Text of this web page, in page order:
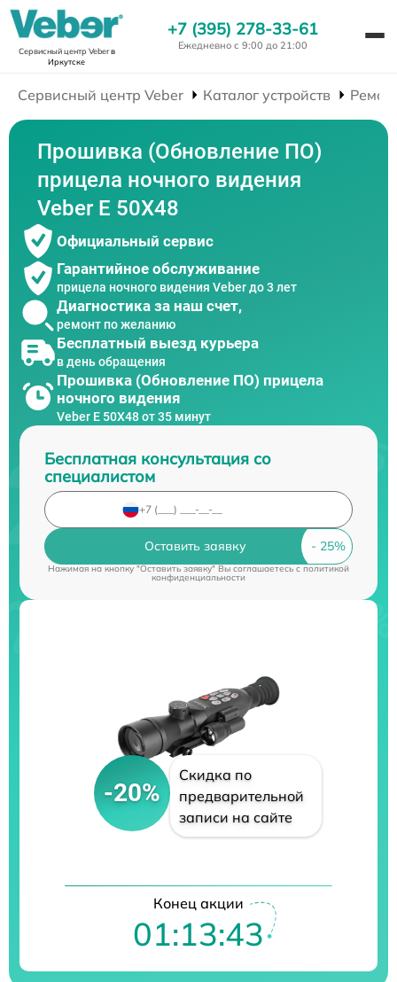
Сервисный центр Veberв
Иркутске
+7 (395) 278-33-61
Ежедневно с 9:00 до 21:00
Сервисный центр Veber Каталог устройств
Прошивка (Обновление ПО)
прицела ночного видения
Veber E 50X48
Официальный сервис
Гарантийное обслуживание
прицела ночного видения Veber до 3 лет
Диагностика за наш счет,
ремонт по желанию
Бесплатный выезд курьера
в день обращения
Прошивка (Обновление ПО) прицела
ночного видения
Veber E 50X48 от 35 минут
Бесплатная консультация со
специалистом
Оставить заявку
Нажимая на кнопку "Оставить заявку" Вы соглашаетесь cполитикой
конфиденциальности
-20%
Скидка по
предварительной
записи на сайте
Конец акции
01:13:42